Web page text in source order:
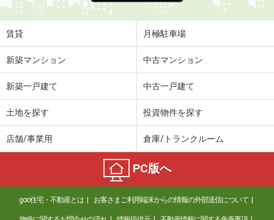
賃貸 月極駐車場
新築マンション 中古マンション
新築一戸建て 中古一戸建て
土地を探す 投資物件を探す
店舗/事業用 倉庫/トランクルーム
PC版へ
goo住宅・不動産とは お客さまご利用端末からの情報の外部送信について